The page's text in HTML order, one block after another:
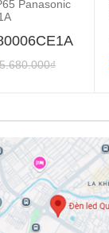
Panasonic
5.680.000₫